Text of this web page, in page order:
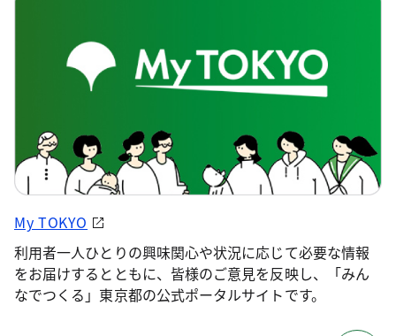
My TOKYO
利用者一人ひとりの興味関心や状況に応じて必要な情報
をお届けするとともに、皆様のご意見を反映し、「みん
なでつくる」東京都の公式ポータルサイトです。